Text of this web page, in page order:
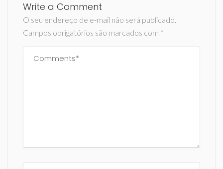
Write a Comment
O seu endereço de e-mail não será publicado.
Campos obrigatórios são marcados com *